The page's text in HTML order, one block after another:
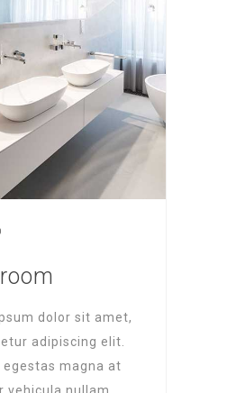
dolor sit amet,
adipiscing elit.
egestas magna at
vehicula nullam